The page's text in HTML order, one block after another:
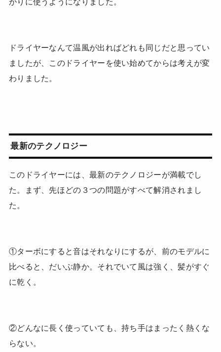
ドライヤーなんて温風が出ればどれも同じだと思ってい
ましたが、このドライヤーを使い始めてからは考えが変
わりました。
最新のテクノロジー
このドライヤーには、最新のテクノロジーが満載でし
た。まず、先ほどの３つの問題がすべて解消されまし
た。
①ターボにすると音はそれなりにするが、前のモデルに
比べると、だいぶ静か。それでいて風は強く、髪がすぐ
に乾く。
②どんなに長く使っていても、持ち手はまったく熱くな
らない。